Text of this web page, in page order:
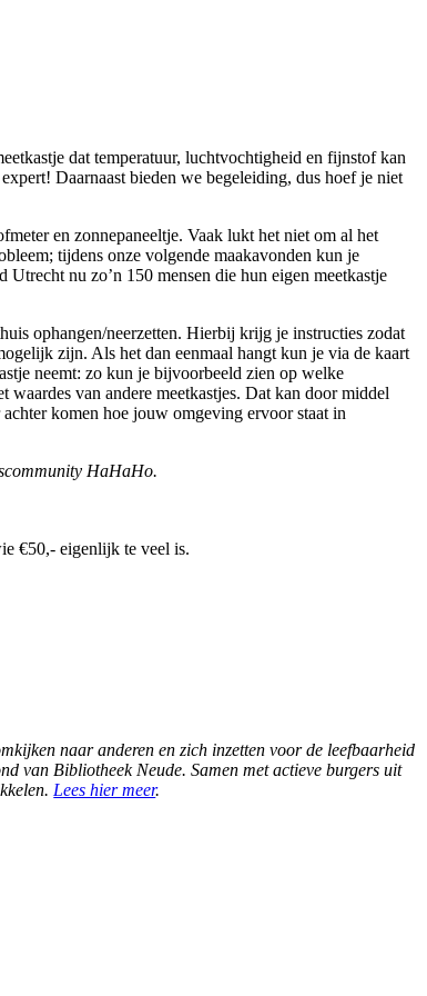
dat temperatuur, luchtvochtigheid en fijnstof kan
Daarnaast bieden we begeleiding, dus hoef je niet
en zonnepaneeltje. Vaak lukt het niet om al het
tijdens onze volgende maakavonden kun je
nu zo’n 150 mensen die hun eigen meetkastje
ophangen/neerzetten. Hierbij krijg je instructies zodat
zijn. Als het dan eenmaal hangt kun je via de kaart
neemt: zo kun je bijvoorbeeld zien op welke
van andere meetkastjes. Dat kan door middel
komen hoe jouw omgeving ervoor staat in
HaHaHo.
€50,- eigenlijk te veel is.
naar anderen en zich inzetten voor de leefbaarheid
van Bibliotheek Neude. Samen met actieve burgers uit
Lees hier meer.